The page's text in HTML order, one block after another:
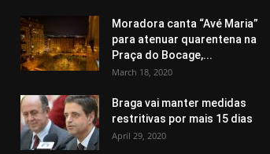
Moradora canta “Avé Maria”
para atenuar quarentena na
Praça do Bocage,...
March 18, 2020
Braga vai manter medidas
restritivas por mais 15 dias
April 29, 2020